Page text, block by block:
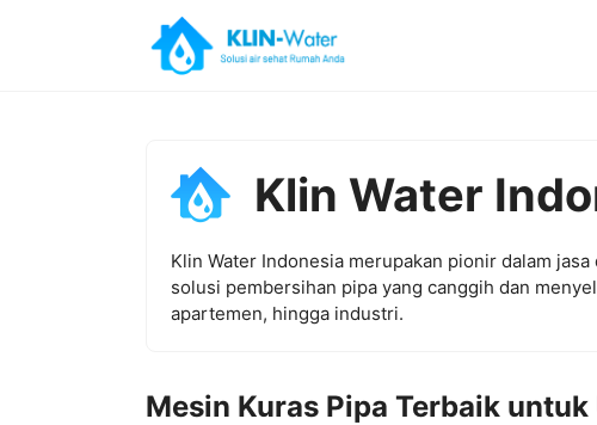
Klin Water
Klin Water Indonesia merupakan pionir dalam
solusi pembersihan pipa yang canggih dan
apartemen, hingga industri.
Mesin Kuras Pipa Terbaik